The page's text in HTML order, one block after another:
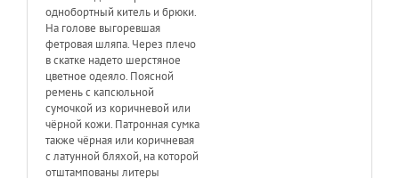
однобортный китель и брюки.
На голове выгоревшая
фетровая шляпа. Через плечо
в скатке надето шерстяное
цветное одеяло. Поясной
ремень с капсюльной
сумочкой из коричневой или
чёрной кожи. Патронная сумка
также чёрная или коричневая
с латунной бляхой, на которой
отштампованы литеры